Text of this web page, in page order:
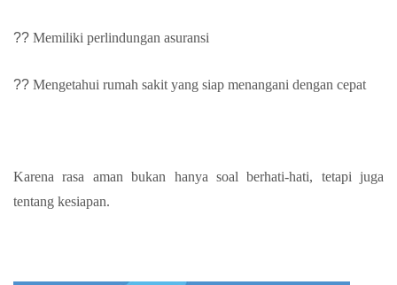
?? Memiliki perlindungan asuransi
?? Mengetahui rumah sakit yang siap menangani dengan cepat
Karena rasa aman bukan hanya soal berhati-hati, tetapi juga
tentang kesiapan.